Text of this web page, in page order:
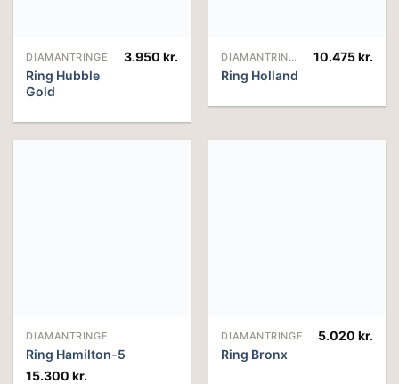
DIAMANTRINGE
Ring Hubble
Gold
3.950 kr. DIAMANTRINGE
Ring Holland
10.475kr.
DIAMANTRINGE
Ring Hamilton-5
15.300kr.
DIAMANTRINGE
Ring Bronx
5.020 kr.